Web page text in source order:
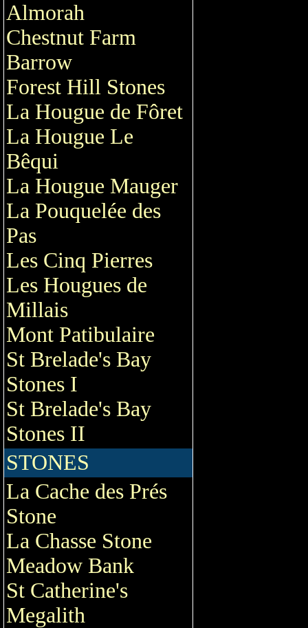
Almorah
Chestnut Farm
Barrow
Forest Hill Stones
La Hougue de Fôret
La Hougue Le
Bêqui
La Hougue Mauger
La Pouquelée des
Pas
Les Cinq Pierres
Les Hougues de
Millais
Mont Patibulaire
St Brelade's Bay
Stones I
St Brelade's Bay
Stones II
STONES
La Cache des Prés
Stone
La Chasse Stone
Meadow Bank
St Catherine's
Megalith